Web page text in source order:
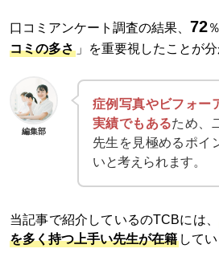
口コミアンケート調査の結果、 72
コミの多さ 」を重要視したことが分
編集部
症例写真やビフォー
実績でもあるため、
先生を見極めるポイ
いと考えられます。
当記事で紹介しているのTCBには、
を多く持つ上手い先生が在籍 してい